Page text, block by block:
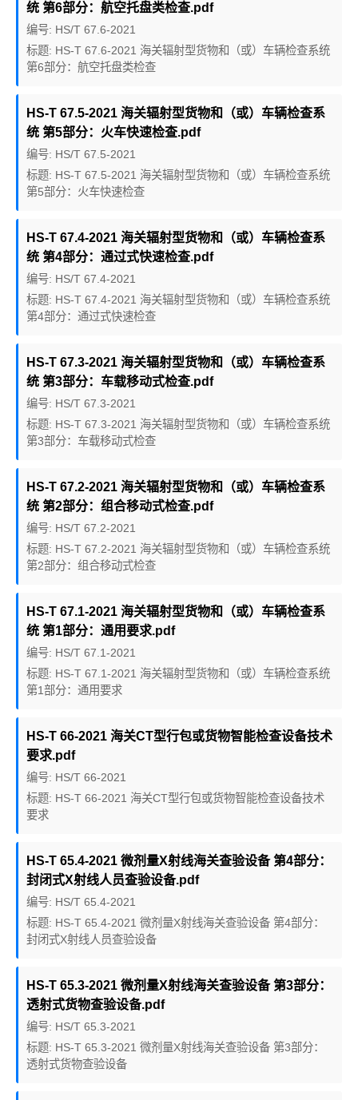
统 第6部分：航空托盘类检查.pdf
编号: HS/T 67.6-2021
标题: HS-T 67.6-2021 海关辐射型货物和（或）车辆检查系统
第6部分：航空托盘类检查
HS-T 67.5-2021 海关辐射型货物和（或）车辆检查系
统 第5部分：火车快速检查.pdf
编号: HS/T 67.5-2021
标题: HS-T 67.5-2021 海关辐射型货物和（或）车辆检查系统
第5部分：火车快速检查
HS-T 67.4-2021 海关辐射型货物和（或）车辆检查系
统 第4部分：通过式快速检查.pdf
编号: HS/T 67.4-2021
标题: HS-T 67.4-2021 海关辐射型货物和（或）车辆检查系统
第4部分：通过式快速检查
HS-T 67.3-2021 海关辐射型货物和（或）车辆检查系
统 第3部分：车载移动式检查.pdf
编号: HS/T 67.3-2021
标题: HS-T 67.3-2021 海关辐射型货物和（或）车辆检查系统
第3部分：车载移动式检查
HS-T 67.2-2021 海关辐射型货物和（或）车辆检查系
统 第2部分：组合移动式检查.pdf
编号: HS/T 67.2-2021
标题: HS-T 67.2-2021 海关辐射型货物和（或）车辆检查系统
第2部分：组合移动式检查
HS-T 67.1-2021 海关辐射型货物和（或）车辆检查系
统 第1部分：通用要求.pdf
编号: HS/T 67.1-2021
标题: HS-T 67.1-2021 海关辐射型货物和（或）车辆检查系统
第1部分：通用要求
HS-T 66-2021 海关CT型行包或货物智能检查设备技术
要求.pdf
编号: HS/T 66-2021
标题: HS-T 66-2021 海关CT型行包或货物智能检查设备技术
要求
HS-T 65.4-2021 微剂量X射线海关查验设备 第4部分：
封闭式X射线人员查验设备.pdf
编号: HS/T 65.4-2021
标题: HS-T 65.4-2021 微剂量X射线海关查验设备 第4部分：
封闭式X射线人员查验设备
HS-T 65.3-2021 微剂量X射线海关查验设备 第3部分：
透射式货物查验设备.pdf
编号: HS/T 65.3-2021
标题: HS-T 65.3-2021 微剂量X射线海关查验设备 第3部分：
透射式货物查验设备